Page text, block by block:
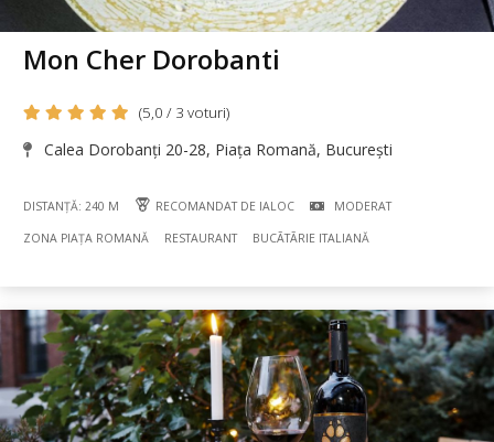
Mon Cher Dorobanti
(5,0 / 3 voturi)
Calea Dorobanți 20-28, Piața Romană, București
DISTANȚĂ: 240 M RECOMANDAT DE IALOC MODERAT
ZONA PIAȚA ROMANĂ RESTAURANT BUCÃTÃRIE ITALIANĂ